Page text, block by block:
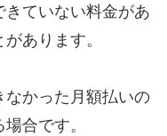
ていない料金があ
あります。
かった月額払いの
合です。